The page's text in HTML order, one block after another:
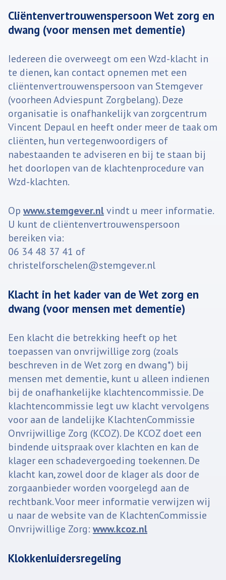
Cliëntenvertrouwenspersoon Wet zorg en
dwang (voor mensen met dementie)
Iedereen die overweegt om een Wzd-klacht in
te dienen, kan contact opnemen met een
cliëntenvertrouwenspersoon van Stemgever
(voorheen Adviespunt Zorgbelang). Deze
organisatie is onafhankelijk van zorgcentrum
Vincent Depaul en heeft onder meer de taak om
cliënten, hun vertegenwoordigers of
nabestaanden te adviseren en bij te staan bij
het doorlopen van de klachtenprocedure van
Wzd-klachten.
Op www.stemgever.nlvindt u meer informatie.
U kunt de cliëntenvertrouwenspersoon
bereiken via:
06 34 48 37 41 of
christelforschelen@stemgever.nl
Klacht in het kader van de Wet zorg en
dwang (voor mensen met dementie)
Een klacht die betrekking heeft op het
toepassen van onvrijwillige zorg (zoals
beschreven in de Wet zorg en dwang*) bij
mensen met dementie, kunt u alleen indienen
bij de onafhankelijke klachtencommissie. De
klachtencommissie legt uw klacht vervolgens
voor aan de landelijke KlachtenCommissie
Onvrijwillige Zorg (KCOZ). De KCOZ doet een
bindende uitspraak over klachten en kan de
klager een schadevergoeding toekennen. De
klacht kan, zowel door de klager als door de
zorgaanbieder worden voorgelegd aan de
rechtbank. Voor meer informatie verwijzen wij
u naar de website van de KlachtenCommissie
Onvrijwillige Zorg: www.kcoz.nl
Klokkenluidersregeling